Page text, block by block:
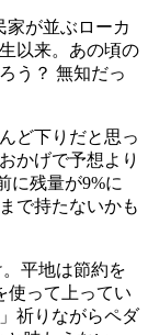
家が並ぶローカ
以来。あの頃の
う？ 無知だっ
ど下りだと思っ
かげで予想より
に残量が9%に
で持たないかも
平地は節約を
使って上ってい
祈りながらペダ